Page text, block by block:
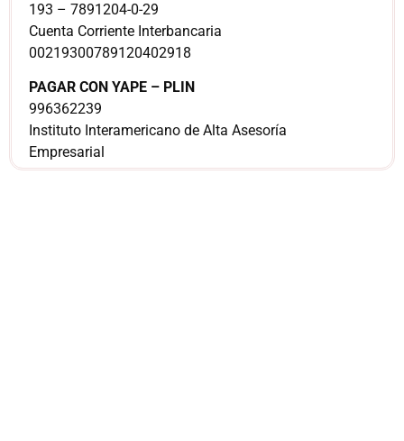
193 – 7891204-0-29
Cuenta Corriente Interbancaria
00219300789120402918
PAGAR CON YAPE – PLIN
996362239
Instituto Interamericano de Alta Asesoría
Empresarial